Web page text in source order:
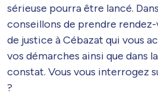
sérieuse pourra être lancé.
conseillons de prendre
de justice à Cébazat qui vous
vos démarches ainsi que dans
constat. Vous vous interrogez
?